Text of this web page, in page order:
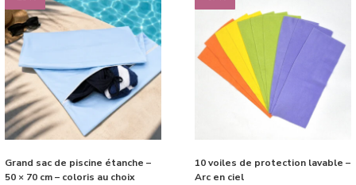
Grand sac de piscine étanche –
50 × 70 cm – coloris au choix
10 voiles de protection lavable –
Arc en ciel